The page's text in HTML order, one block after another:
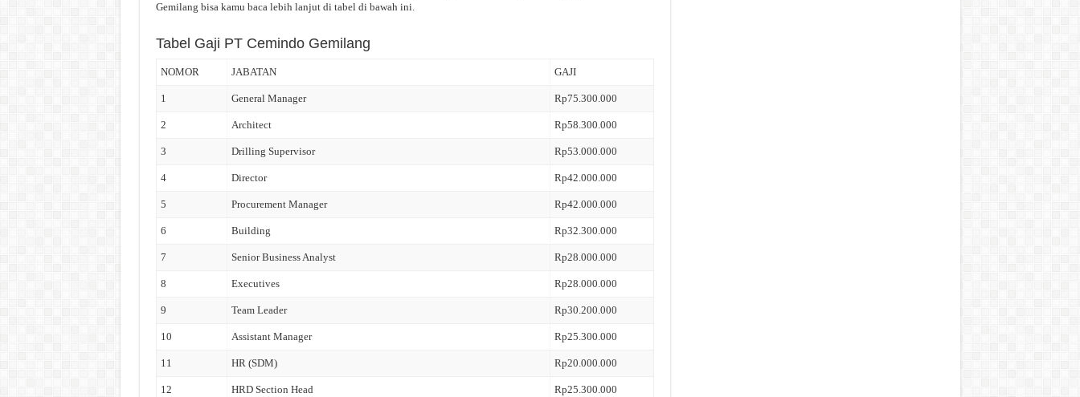
Gemilang bisa kamu baca lebih lanjut di tabel di bawah ini.
Tabel Gaji PT Cemindo Gemilang
NOMOR JABATAN GAJI
1 General Manager Rp75.300.000
2 Architect Rp58.300.000
3 Drilling Supervisor Rp53.000.000
4 Director Rp42.000.000
5 Procurement Manager Rp42.000.000
6 Building Rp32.300.000
7 Senior Business Analyst Rp28.000.000
8 Executives Rp28.000.000
9 Team Leader Rp30.200.000
10 Assistant Manager Rp25.300.000
11 HR (SDM) Rp20.000.000
12 HRD Section Head Rp25.300.000